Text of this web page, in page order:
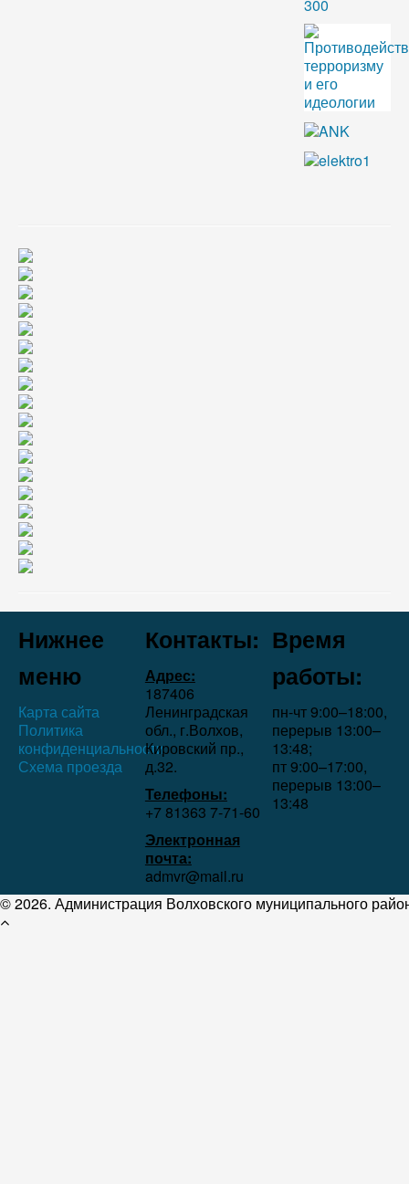
Нижнее
меню
Карта сайта
Политика
конфиденциальности
Схема проезда
Контакты:
Адрес:
187406
Ленинградская
обл., г.Волхов,
Кировский пр.,
д.32.
Телефоны:
+7 81363 7‑71-60
Электронная
почта:
admvr@mail.ru
Время
работы:
пн-чт 9:00–18:00,
перерыв 13:00–
13:48;
пт 9:00–17:00,
перерыв 13:00–
13:48
© 2026. Администрация Волховского муниципального